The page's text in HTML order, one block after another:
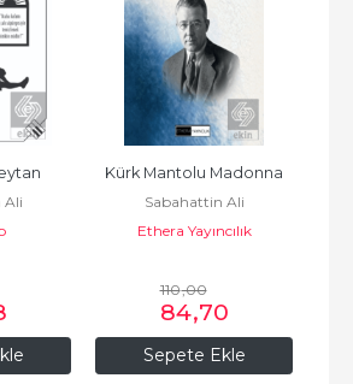
Ali
Sepete Ekle
Kürk Mantolu Madonna
Sabahattin Ali
Ethera Yayıncılık
110,00
84,70